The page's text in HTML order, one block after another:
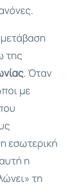
της
. Όταν
με
εσωτερική
η
τη